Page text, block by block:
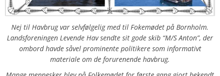
Nej til Havbrug var selvfølgelig med til Fokemødet på Bornholm.
Landsforeningen Levende Hav sendte sit gode skib “M/S Anton”, der
ombord havde såvel prominente politikere som informativt
materiale om de forurenende havbrug.